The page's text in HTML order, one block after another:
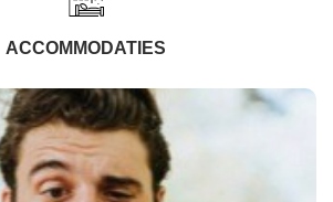
ACCOMMODATIES